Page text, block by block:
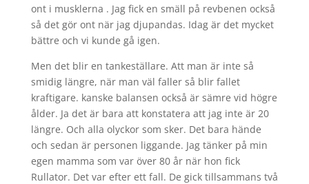
ont i musklerna . Jag fick en smäll på revbenen också
så det gör ont när jag djupandas. Idag är det mycket
bättre och vi kunde gå igen.
Men det blir en tankeställare. Att man är inte så
smidig längre, när man väl faller så blir fallet
kraftigare. kanske balansen också är sämre vid högre
ålder. Ja det är bara att konstatera att jag inte är 20
längre. Och alla olyckor som sker. Det bara hände
och sedan är personen liggande. Jag tänker på min
egen mamma som var över 80 år när hon fick
Rullator. Det var efter ett fall. De gick tillsammans två